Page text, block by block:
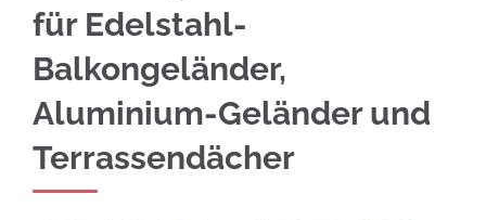
für Edelstahl-
Balkongeländer,
Aluminium-Geländer und
Terrassendächer